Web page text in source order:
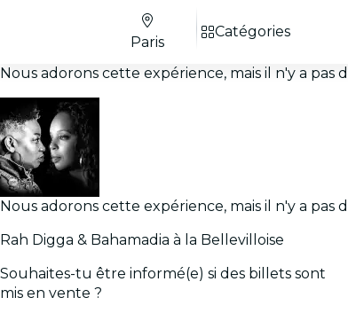
Paris
Catégories
Nous adorons cette expérience, mais il n'y a
Nous adorons cette expérience, mais il n'y a
Rah Digga & Bahamadia à la Bellevilloise
Souhaites-tu être informé(e) si des billets sont
mis en vente ?